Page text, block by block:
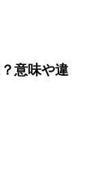
意味や違